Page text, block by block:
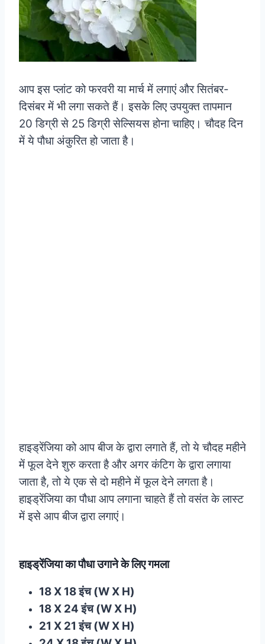
आप इस प्लांट को फरवरी या मार्च में लगाएं और सितंबर-
दिसंबर में भी लगा सकते हैं। इसके लिए उपयुक्त तापमान
20 डिग्री से 25 डिग्री सेल्सियस होना चाहिए। चौदह दिन
में ये पौधा अंकुरित हो जाता है।
हाइड्रेंजिया को आप बीज के द्वारा लगाते हैं, तो ये चौदह महीने
में फूल देने शुरु करता है और अगर कंटिग के द्वारा लगाया
जाता है, तो ये एक से दो महीने में फूल देने लगता है।
हाइड्रेंजिया का पौधा आप लगाना चाहते हैं तो वसंत के लास्ट
में इसे आप बीज द्वारा लगाएं।
हाइड्रेंजिया का पौधा उगाने के लिए गमला
18 X 18 इंच (W X H)
18 X 24 इंच (W X H)
21 X 21 इंच (W X H)